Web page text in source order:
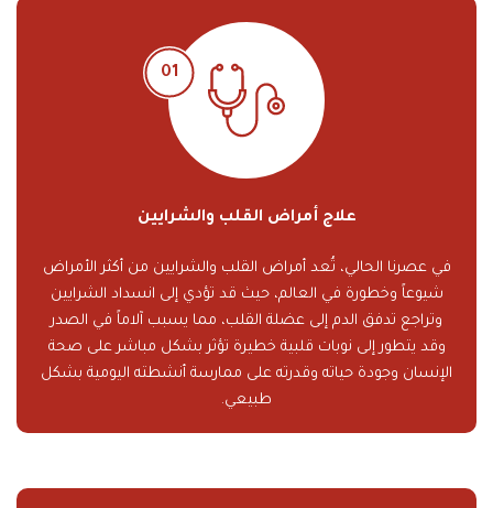
علاج أمراض القلب والشرايين
في عصرنا الحالي، تُعد أمراض القلب والشرايين من أكثر الأمراض
شيوعاً وخطورة في العالم، حيث قد تؤدي إلى انسداد الشرايين
وتراجع تدفق الدم إلى عضلة القلب، مما يسبب آلاماً في الصدر
وقد يتطور إلى نوبات قلبية خطيرة تؤثر بشكل مباشر على صحة
الإنسان وجودة حياته وقدرته على ممارسة أنشطته اليومية بشكل
طبيعي.